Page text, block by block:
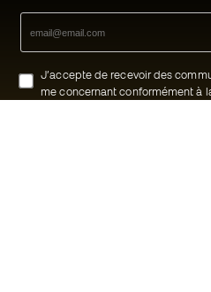
J’accepte de recevoir des
me concernant conformément à